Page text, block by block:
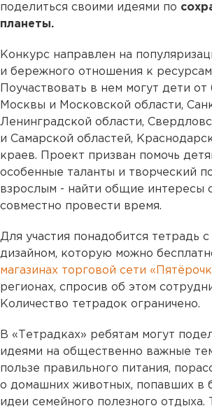
поделиться своими идеями по
планеты.
Конкурс направлен на
и бережного отношения к
Поучаствовать в нем могут дети от
Москвы и Московской области,
Ленинградской области,
и Самарской областей,
краев. Проект призван помочь
особенные таланты и творческий
взрослым - найти общие интересы
совместно провести время.
Для участия понадобится тетрадь
дизайном, которую можно
магазинах торговой сети
регионах, спросив об этом
Количество тетрадок ограничено.
В «Тетрадках» ребятам могут
идеями на общественно важные
пользе правильного питания,
о домашних животных, попавших в
идеи семейного полезного отдыха.